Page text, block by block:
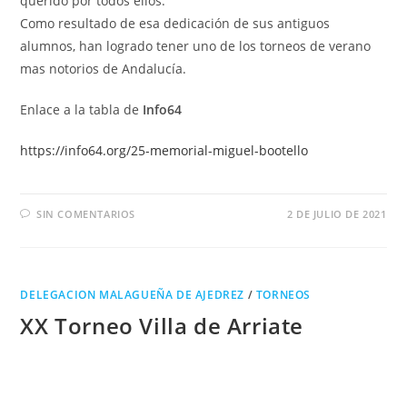
Como resultado de esa dedicación de sus antiguos
alumnos, han logrado tener uno de los torneos de verano
mas notorios de Andalucía.
Enlace a la tabla de Info64
https://info64.org/25-memorial-miguel-bootello
SIN COMENTARIOS 2 DE JULIO DE 2021
DELEGACION MALAGUEÑA DE AJEDREZ / TORNEOS
XX Torneo Villa de Arriate